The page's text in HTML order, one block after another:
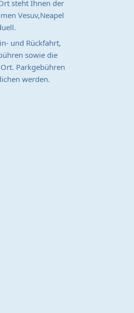
steht Ihnen der
Vesuv,Neapel
und Rückfahrt,
sowie die
Parkgebühren
werden.